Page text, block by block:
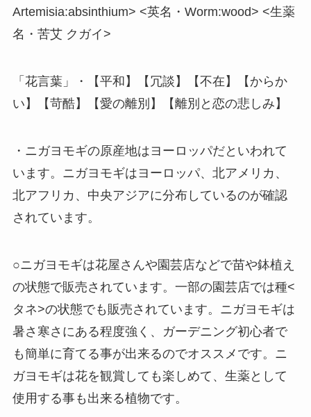
Artemisia:absinthium> <英名・Worm:wood> <生薬
名・苦艾 クガイ>
「花言葉」・【平和】【冗談】【不在】【からか
い】【苛酷】【愛の離別】【離別と恋の悲しみ】
・ニガヨモギの原産地はヨーロッパだといわれて
います。ニガヨモギはヨーロッパ、北アメリカ、
北アフリカ、中央アジアに分布しているのが確認
されています。
○ニガヨモギは花屋さんや園芸店などで苗や鉢植え
の状態で販売されています。一部の園芸店では種<
タネ>の状態でも販売されています。ニガヨモギは
暑さ寒さにある程度強く、ガーデニング初心者で
も簡単に育てる事が出来るのでオススメです。ニ
ガヨモギは花を観賞しても楽しめて、生薬として
使用する事も出来る植物です。